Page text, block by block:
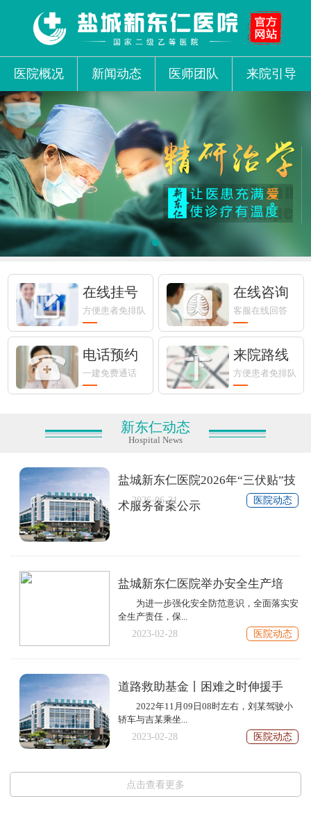
医院概况 新闻动态 医师团队 来院引导
在线挂号
方便患者免排队
在线咨询
客服在线回答
电话预约
一建免费通话
来院路线
方便患者免排队
新东仁动态
Hospital News
盐城新东仁医院2026年“三伏贴”技
术服务备案公示
2026-06-21 医院动态
盐城新东仁医院举办安全生产培
为进一步强化安全防范意识，全面落实安
全生产责任，保...
2023-02-28 医院动态
道路救助基金丨困难之时伸援手
2022年11月09日08时左右，刘某驾驶小
轿车与吉某乘坐...
2023-02-28 医院动态
点击查看更多